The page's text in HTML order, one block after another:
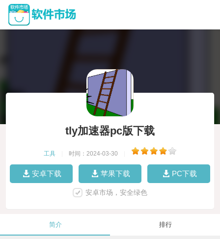
tly加速器pc版下载
工具 时间：2024-03-30
安卓下载 苹果下载 PC下载
安卓市场，安全绿色
简介 排行